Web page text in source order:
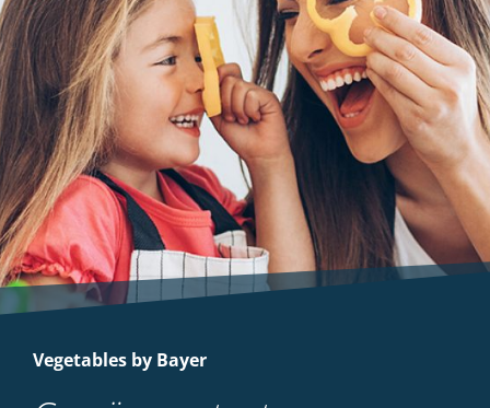
Vegetables by Bayer